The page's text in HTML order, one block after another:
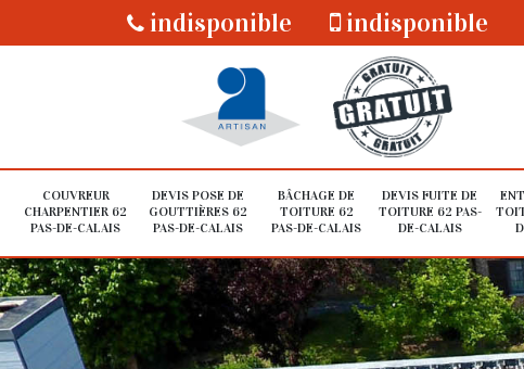
indisponible indisponible
COUVREUR
CHARPENTIER 62
PAS-DE-CALAIS
DEVIS POSE DE
GOUTTIÈRES 62
PAS-DE-CALAIS
BÂCHAGE DE
TOITURE 62
PAS-DE-CALAIS
DEVIS FUITE DE
TOITURE 62 PAS-
DE-CALAIS